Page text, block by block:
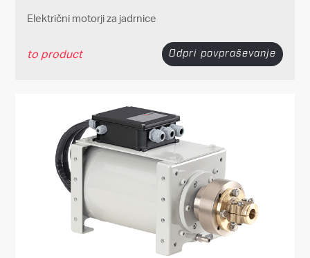
Električni motorji za jadrnice
to product Odpri povpraševanje